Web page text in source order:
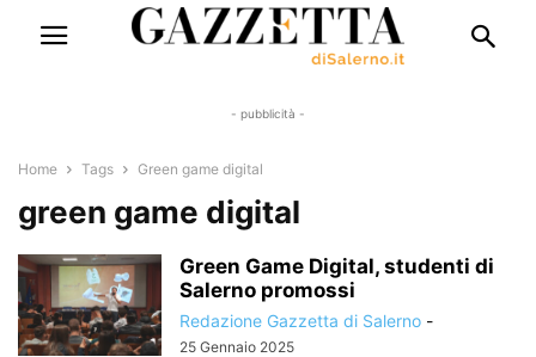
- pubblicità -
Home Tags Green game digital
green game digital
Green Game Digital, studenti di
Salerno promossi
Redazione Gazzetta di Salerno -
25 Gennaio 2025